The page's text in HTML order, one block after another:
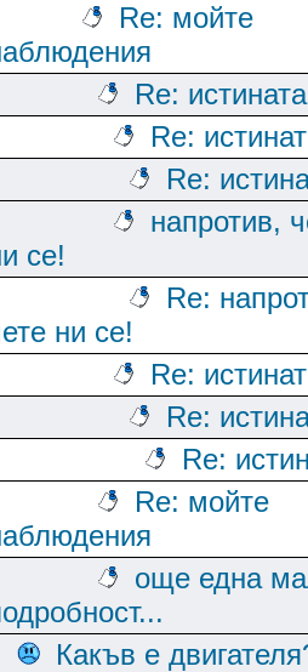
Re: мойте
Re: истината
Re:
Re:
напротив,
се!
Re:
ни се!
Re:
Re:
Re:
Re: мойте
още една
Какъв е